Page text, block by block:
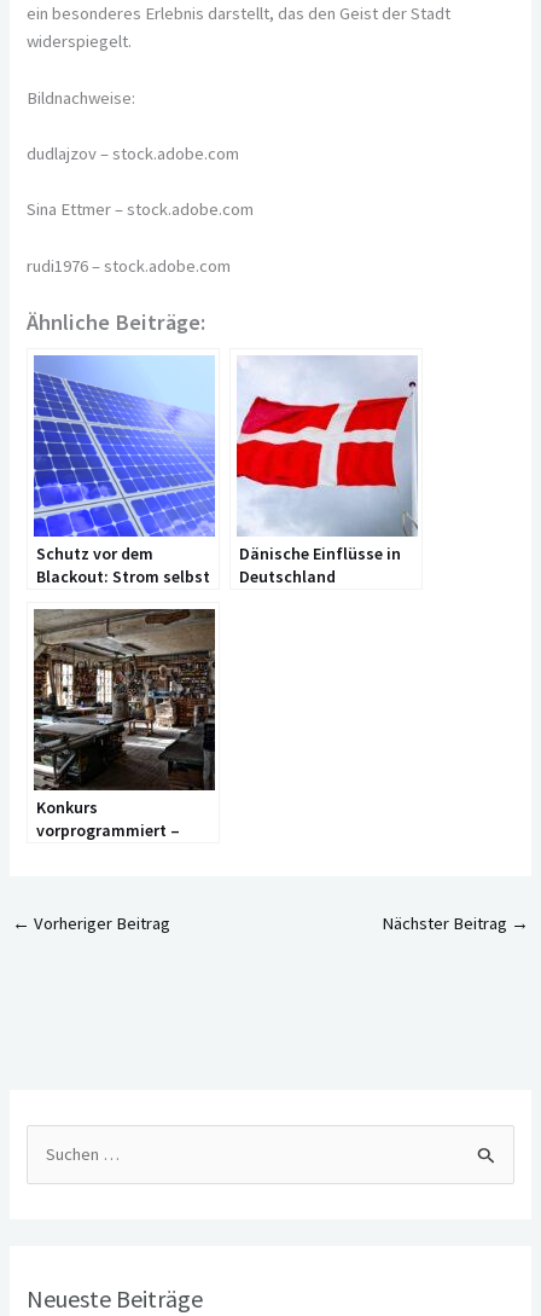
ein besonderes Erlebnis darstellt, das den Geist der Stadt
widerspiegelt.
Bildnachweise:
dudlajzov– stock.adobe.com
Sina Ettmer– stock.adobe.com
rudi1976– stock.adobe.com
Ähnliche Beiträge:
Schutz vor dem
Blackout: Strom selbst
Dänische Einflüsse in
Deutschland
Konkurs
vorprogrammiert –
← Vorheriger Beitrag Nächster Beitrag →
e
Neueste Beiträge